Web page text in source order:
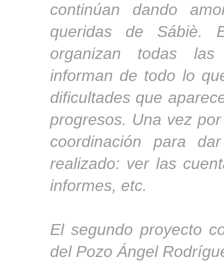
continúan dando
queridas de Sábiè.
organizan todas las
informan de todo lo
dificultades que
progresos. Una vez
coordinación para
realizado: ver las
informes, etc.
El segundo proyecto
del Pozo Ángel